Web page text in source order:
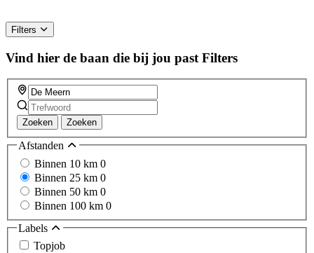
Filters
Vind hier de baan die bij jou past Filters
Zoeken Zoeken
Afstanden
Binnen 10 km 0
Binnen 25 km 0
Binnen 50 km 0
Binnen 100 km 0
Labels
Topjob